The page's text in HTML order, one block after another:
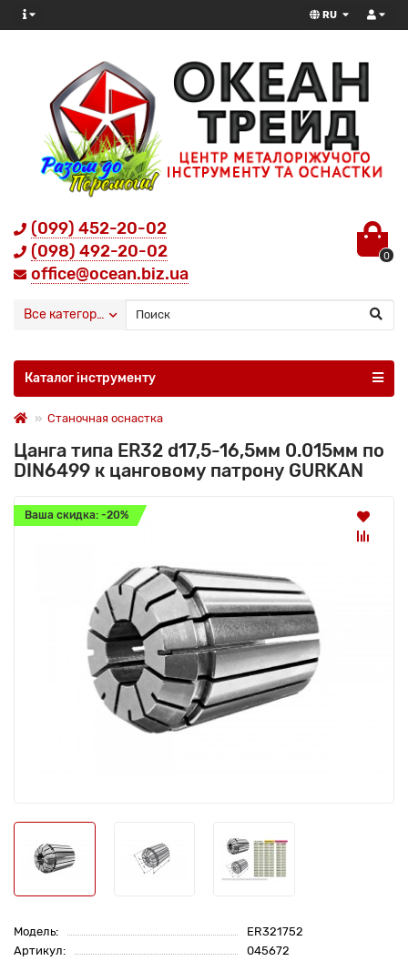
RU
(099) 452-20-02
(098) 492-20-02
office@ocean.biz.ua
0
Все категории
Каталог інструменту
Станочная оснастка
Цанга типа ER32 d17,5-16,5мм 0.015мм по
DIN6499 к цанговому патрону GURKAN
Ваша скидка: -20%
Модель:
ER321752
Артикул:
045672